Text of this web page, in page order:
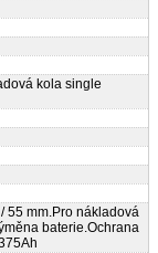
kola single
55 mm.Pro nákladová
baterie.Ochrana